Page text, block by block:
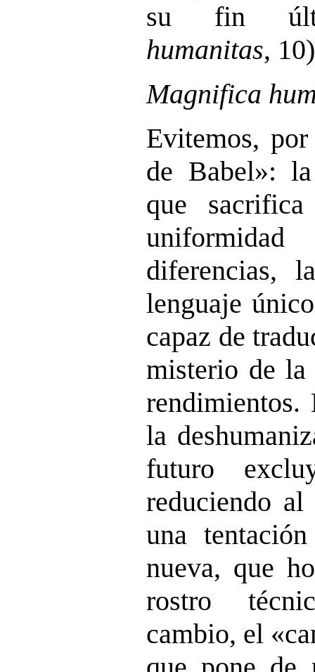
su fin
humanitas,
Magnifica
Evitemos,
de Babel»:
que
diferencias,
lenguaje
capaz de
misterio de la
rendimientos.
la
futuro
reduciendo
una
nueva, que
rostro
cambio, el